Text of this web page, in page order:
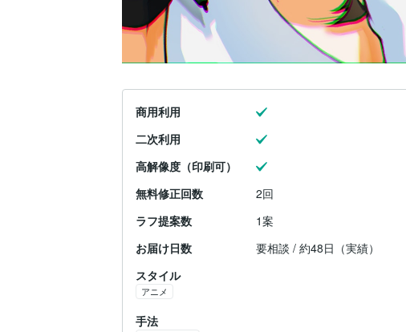
商用利用
二次利用
高解像度（印刷可）
無料修正回数
2回
ラフ提案数
1案
お届け日数
要相談 / 約48日（実績）
スタイル
アニメ
手法